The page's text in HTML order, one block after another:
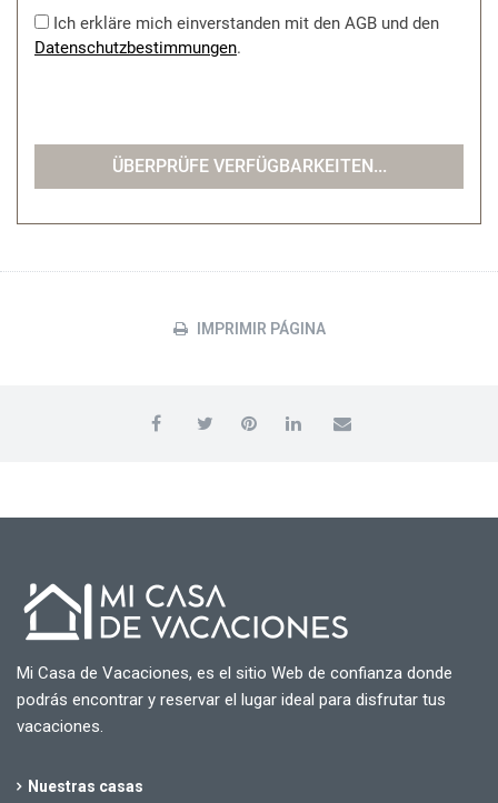
IMPRIMIR PÁGINA
Mi Casa de Vacaciones, es el sitio Web de confianza donde
podrás encontrar y reservar el lugar ideal para disfrutar tus
vacaciones.
Nuestras casas